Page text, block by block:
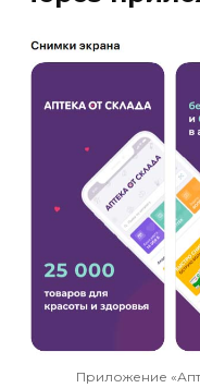
Приложение